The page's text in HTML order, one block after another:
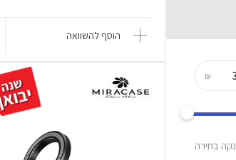
הוסף להשוואה
₪
נקה בחירה